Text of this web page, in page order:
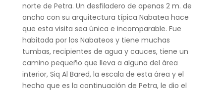
norte de Petra. Un desfiladero de apenas 2 m. de
ancho con su arquitectura típica Nabatea hace
que esta visita sea única e incomparable. Fue
habitada por los Nabateos y tiene muchas
tumbas, recipientes de agua y cauces, tiene un
camino pequeño que lleva a alguna del área
interior, Siq Al Bared, la escala de esta área y el
hecho que es la continuación de Petra, le dio el